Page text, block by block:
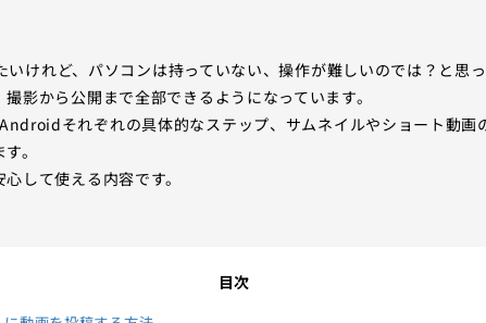
けれど、パソコンは持っていない、操作が難しいのでは？と思っ
影から公開まで全部できるようになっています。
それぞれの具体的なステップ、サムネイルやショート動画
。
して使える内容です。
目次